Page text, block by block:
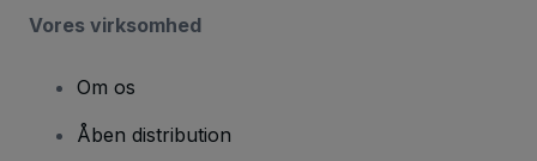
Vores virksomhed
Om os
Åben distribution